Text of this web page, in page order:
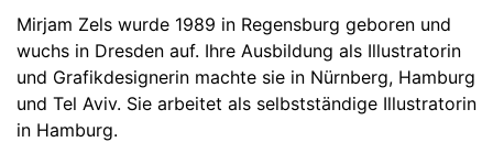
Mirjam Zels wurde 1989 in Regensburg geboren und
wuchs in Dresden auf. Ihre Ausbildung als Illustratorin
und Grafikdesignerin machte sie in Nürnberg, Hamburg
und Tel Aviv. Sie arbeitet als selbstständige Illustratorin
in Hamburg.